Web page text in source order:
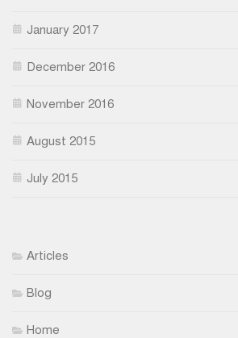
January 2017
December 2016
November 2016
August 2015
July 2015
Articles
Blog
Home